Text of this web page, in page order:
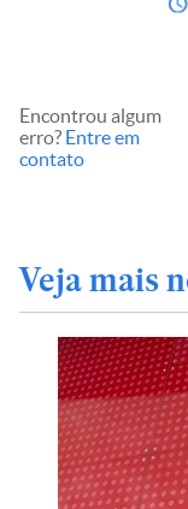
Encontrou algum
erro? Entre em
contato
Veja mais